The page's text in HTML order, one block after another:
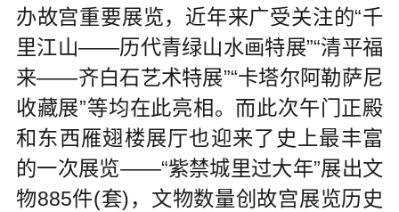
办故宫重要展览，近年来广受关注的“千
里江山——历代青绿山水画特展”“清平福
来——齐白石艺术特展”“卡塔尔阿勒萨尼
收藏展”等均在此亮相。而此次午门正殿
和东西雁翅楼展厅也迎来了史上最丰富
的一次展览——“紫禁城里过大年”展出文
物885件(套)，文物数量创故宫展览历史